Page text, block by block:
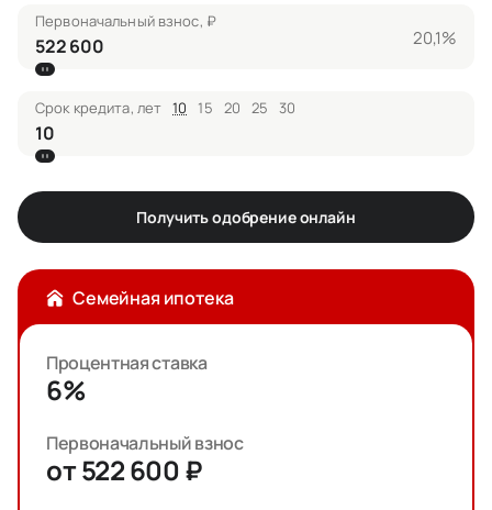
Первоначальный взнос, ₽
20,1%
Срок кредита, лет 10 15 20 25 30
Получить одобрение онлайн
Семейная ипотека
Процентная ставка
6%
Первоначальный взнос
от 522 600 ₽